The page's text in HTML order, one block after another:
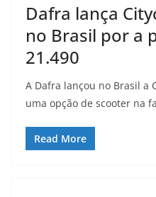
Dafra lança
no Brasil por a
21.490
A Dafra lançou no Brasil a
uma opção de scooter na
Read More